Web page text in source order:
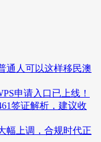
通人可以这样移民澳
申请入口已上线！
签证解析，建议收
幅上调，合规时代正